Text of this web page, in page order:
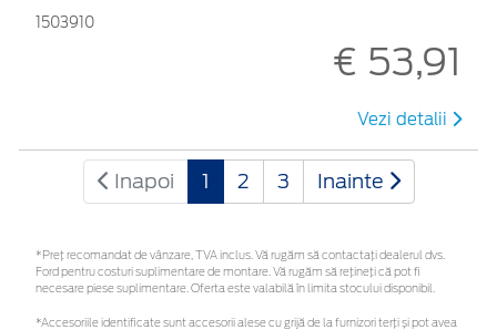
1503910
€ 53,91
Vezi detalii
Inapoi 1 2 3 Inainte
*Preţ recomandat de vânzare, TVA inclus. Vă rugăm să contactaţi dealerul dvs.
Ford pentru costuri suplimentare de montare. Vă rugăm să rețineți că pot fi
necesare piese suplimentare. Oferta este valabilă în limita stocului disponibil.
*Accesoriile identificate sunt accesorii alese cu grijă de la furnizori terți și pot avea